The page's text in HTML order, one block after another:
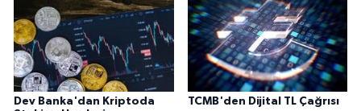
Dev Banka'dan Kriptoda
TCMB'den Dijital TL Çağrısı